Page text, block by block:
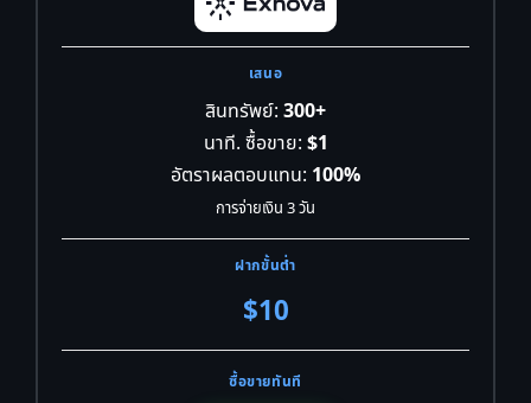
สินทรัพย์: 300+
นาที. ซื้อขาย: $1
อัตราผลตอบแทน: 100%
การจ่ายเงิน 3 วัน
$10